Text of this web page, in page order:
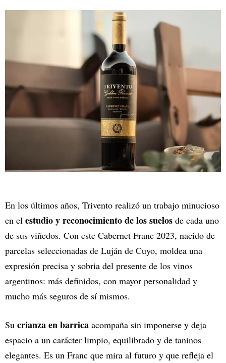
En los últimos años, Trivento realizó un trabajo minucioso
en el estudio y reconocimiento de los suelos de cada uno
de sus viñedos. Con este Cabernet Franc 2023, nacido de
parcelas seleccionadas de Luján de Cuyo, moldea una
expresión precisa y sobria del presente de los vinos
argentinos: más definidos, con mayor personalidad y
mucho más seguros de sí mismos.
Su crianza en barrica acompaña sin imponerse y deja
espacio a un carácter limpio, equilibrado y de taninos
elegantes. Es un Franc que mira al futuro y que refleja el